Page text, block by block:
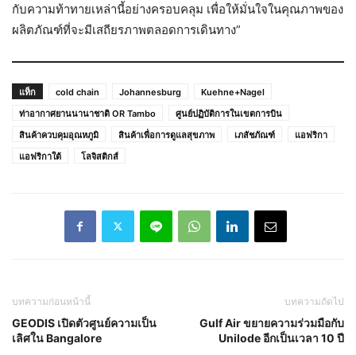
กับความท้าทายเหล่านี้อย่างครอบคลุม เพื่อให้มั่นใจในคุณภาพของ
ผลิตภัณฑ์ที่จะมีเสถียรภาพตลอดการเดินทาง”
แท็ก cold chain Johannesburg
Kuehne+Nagel
ท่าอากาศยานนานาชาติ OR Tambo
ศูนย์ปฏิบัติการในเขตการบิน
สินค้าควบคุมอุณหภูมิ
สินค้าเพื่อการดูแลสุขภาพ เภสัชภัณฑ์
แอฟริกา
แอฟริกาใต้
โลจิสติกส์
บทความก่อนหน้านี้
GEODIS เปิดตัวศูนย์ความเป็น
เลิศใน Bangalore
บทความถัดไป
Gulf Air ขยายความร่วมมือกับ
Unilode อีกเป็นเวลา 10 ปี